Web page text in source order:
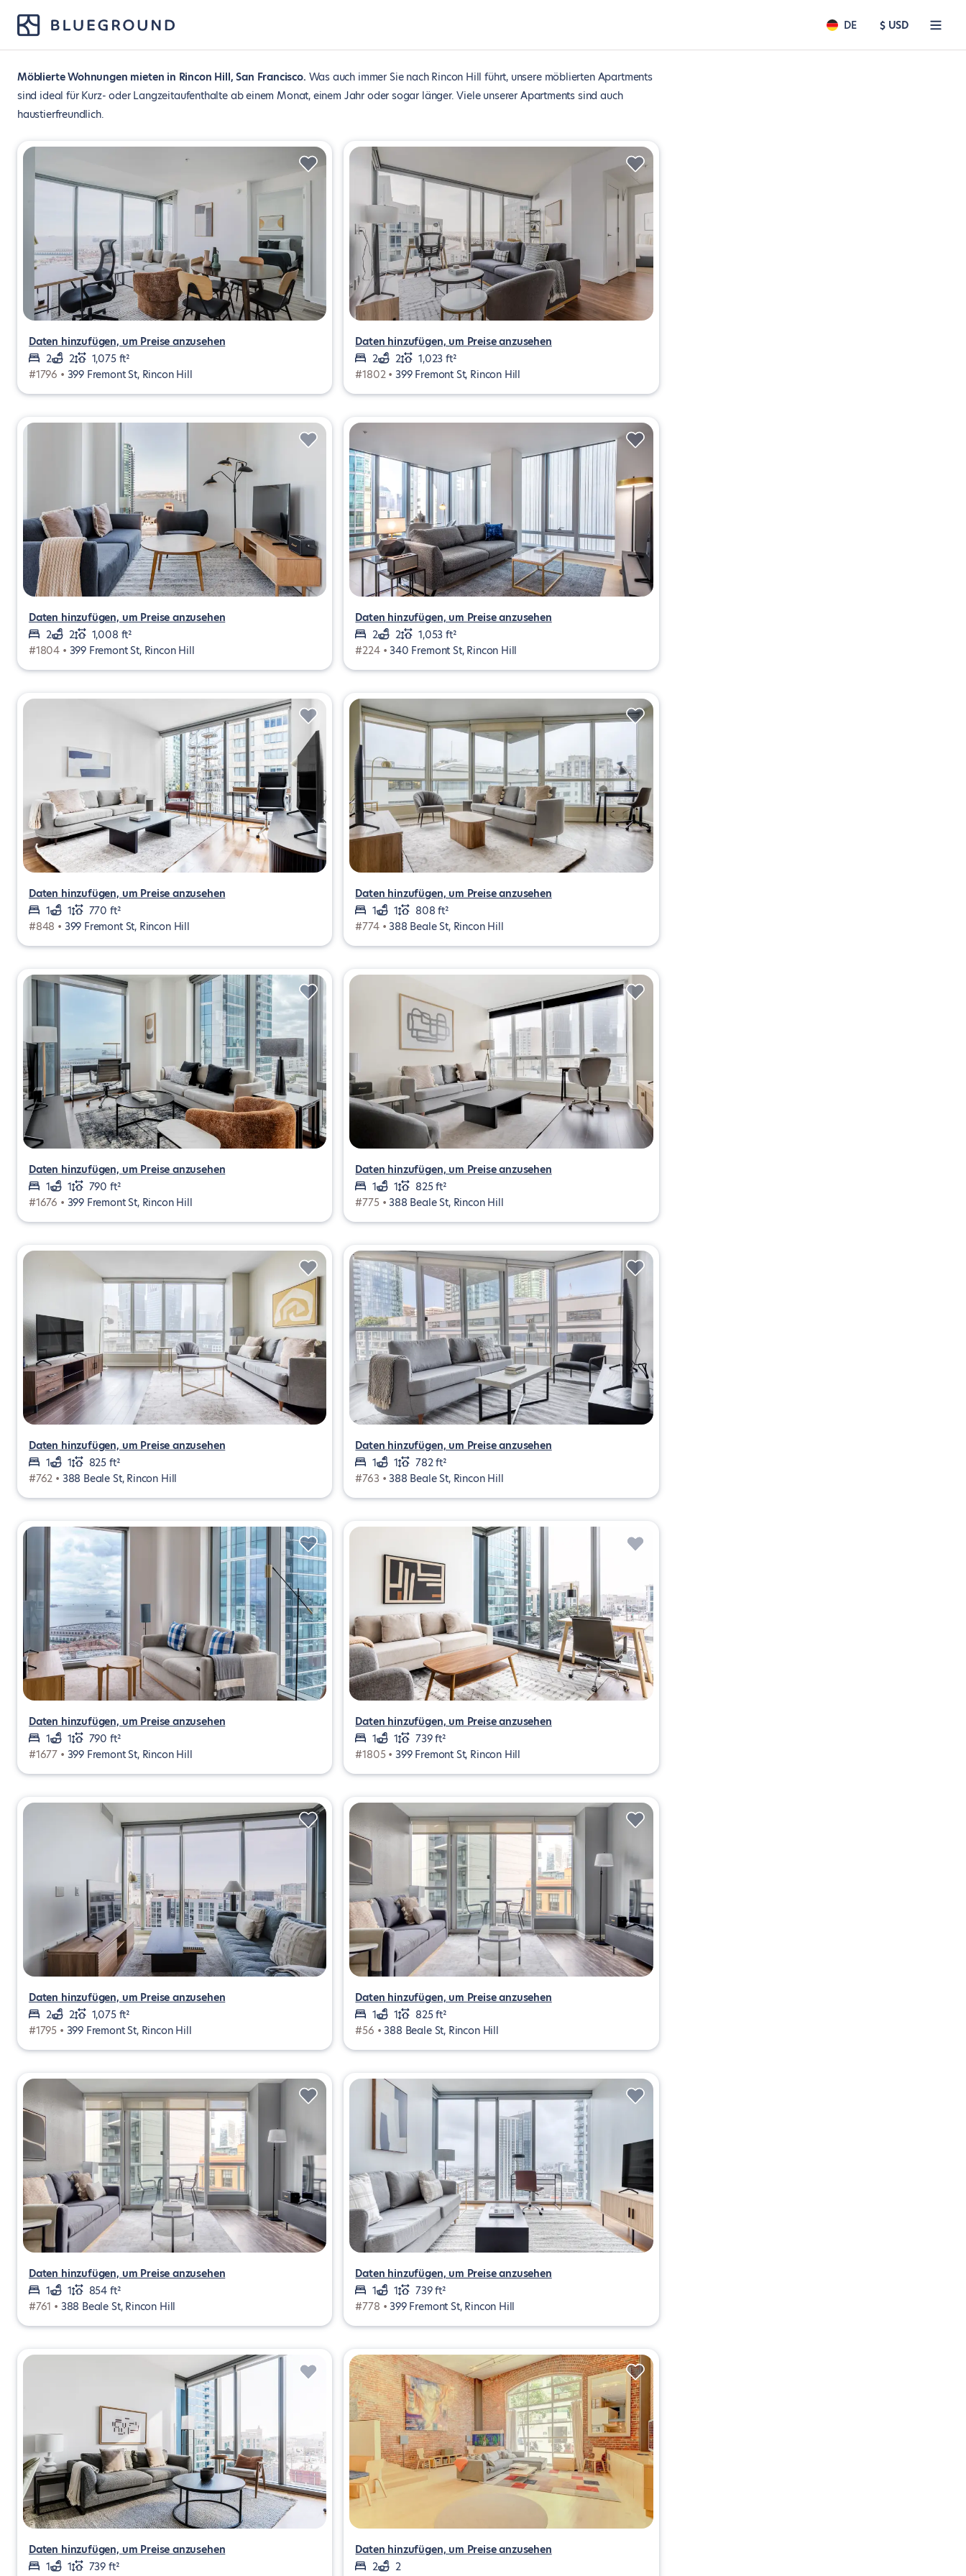
DE $ USD
Möblierte Wohnungen mieten in Rincon Hill, San Francisco Was auch immer Sie nach Rincon Hill führt, unsere möblierten Apartments
sind ideal für Kurz- oder Langzeitaufenthalte ab einem Monat, einem Jahr oder sogar länger. Viele unserer Apartments sind auch
haustierfreundlich.
Daten hinzufügen, um Preise anzusehen
2
2
1,075 ft²
#1796 • 399 Fremont St, Rincon Hill
Daten hinzufügen, um Preise anzusehen
2
2
1,023 ft²
#1802 • 399 Fremont St, Rincon Hill
Daten hinzufügen, um Preise anzusehen
2
2
1,008 ft²
#1804 • 399 Fremont St, Rincon Hill
Daten hinzufügen, um Preise anzusehen
2
2
1,053 ft²
#224 •340 Fremont St, Rincon Hill
Daten hinzufügen, um Preise anzusehen
1
1
770 ft²
#848 • 399 Fremont St, Rincon Hill
Daten hinzufügen, um Preise anzusehen
1
1
808 ft²
#774 •388 Beale St, Rincon Hill
Daten hinzufügen, um Preise anzusehen
1
1
790 ft²
#1676 • 399 Fremont St, Rincon Hill
Daten hinzufügen, um Preise anzusehen
1
1
825 ft²
#775 •388 Beale St, Rincon Hill
Daten hinzufügen, um Preise anzusehen
1
1
825 ft²
#762 • 388 Beale St, Rincon Hill
Daten hinzufügen, um Preise anzusehen
1
1
782 ft²
#763 •388 Beale St, Rincon Hill
Daten hinzufügen, um Preise anzusehen
1
1
790 ft²
#1677 • 399 Fremont St, Rincon Hill
Daten hinzufügen, um Preise anzusehen
1
1
739 ft²
#1805 • 399 Fremont St, Rincon Hill
Daten hinzufügen, um Preise anzusehen
2
2
1,075 ft²
#1795 • 399 Fremont St, Rincon Hill
Daten hinzufügen, um Preise anzusehen
1
1
825 ft²
#56 •388 Beale St, Rincon Hill
Daten hinzufügen, um Preise anzusehen
1
1
854 ft²
#761 • 388 Beale St, Rincon Hill
Daten hinzufügen, um Preise anzusehen
1
1
739 ft²
#778 •399 Fremont St, Rincon Hill
Daten hinzufügen, um Preise anzusehen
1
1
739 ft²
Daten hinzufügen, um Preise anzusehen
2
2